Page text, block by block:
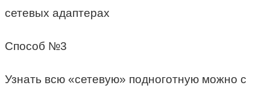
сетевых адаптерах
Способ №3
Узнать всю «сетевую» подноготную можно с